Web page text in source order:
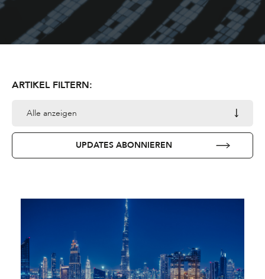
ARTIKEL FILTERN:
Alle anzeigen
UPDATES ABONNIEREN